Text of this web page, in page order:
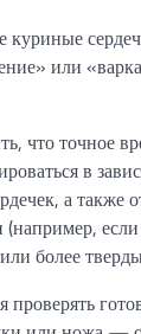
куриные
или
что точное
в
а также
(например,
более
проверять